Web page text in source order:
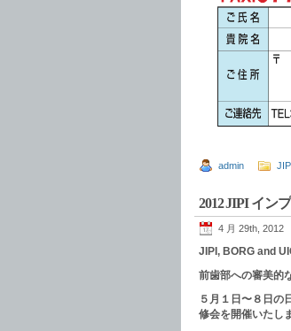
admin
2012 JIPI イン
4 月 29th, 2012
JIPI, BORG and
前歯部への審美的
５月１日〜８日の
修会を開催いたし